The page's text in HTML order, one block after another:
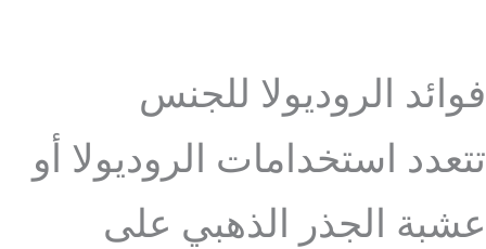
فوائد الروديولا للجنس
تتعدد استخدامات الروديولا أو
عشبة الجذر الذهبي على